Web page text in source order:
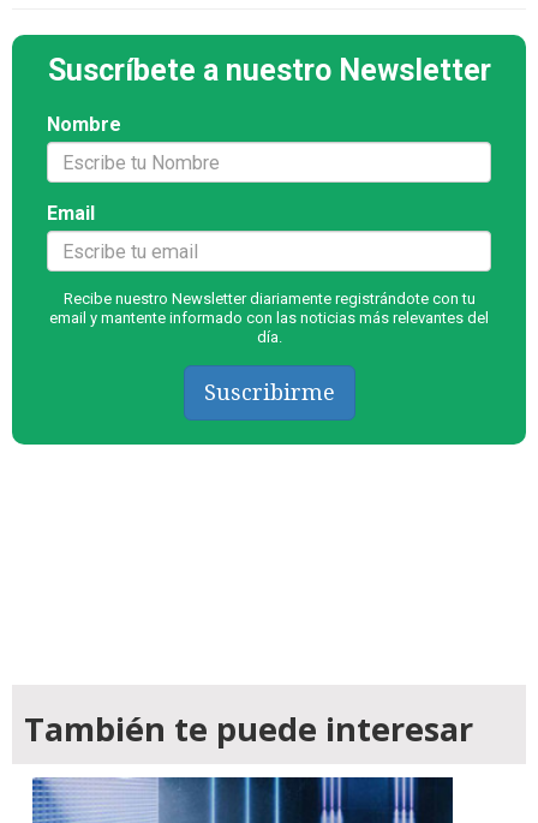
Suscríbete a nuestro Newsletter
Nombre
Email
Recibe nuestro Newsletter diariamente registrándote con tu
email y mantente informado con las noticias más relevantes del
día.
Suscribirme
También te puede interesar